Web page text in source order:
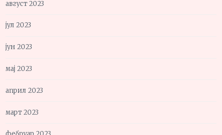
август 2023
јул 2023
јун 2023
мај 2023
април 2023
март 2023